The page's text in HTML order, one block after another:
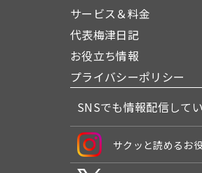
サービス＆料金
代表梅津日記
お役立ち情報
プライバシーポリシー
SNSでも情報配信して
サクッと読めるお